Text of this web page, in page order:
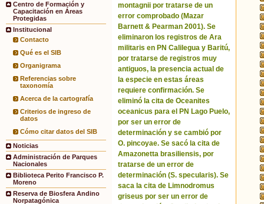
Centro de Formación y
Capacitación en Áreas
Protegidas
Institucional
Contacto
Qué es el SIB
Organigrama
Referencias sobre
taxonomía
Acerca de la cartografía
Criterios de ingreso de
datos
Cómo citar datos del SIB
Noticias
Administración de Parques
Nacionales
Biblioteca Perito Francisco P.
Moreno
Reserva de Biosfera Andino
Norpatagónica
montagnii por tratarse de un
error comprobado (Mazar
Barnett & Pearman 2001). Se
eliminaron los registros de Ara
militaris en PN Calilegua y Baritú,
por tratarse de registros muy
antiguos, la presencia actual de
la especie en estas áreas
requiere confirmación. Se
eliminó la cita de Oceanites
oceanicus para el PN Lago Puelo,
por ser un error de
determinación y se cambió por
O. pincoyae. Se sacó la cita de
Amazonetta brasiliensis, por
tratarse de un error de
determinación (S. specularis). Se
saca la cita de Limnodromus
griseus por ser un error de